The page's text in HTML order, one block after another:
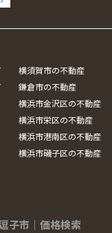
横須賀市の不動産
鎌倉市の不動産
横浜市金沢区の不動産
横浜市栄区の不動産
横浜市港南区の不動産
横浜市磯子区の不動産
子市｜価格検索